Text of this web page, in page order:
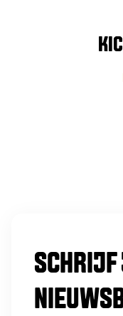
SCHRIJF